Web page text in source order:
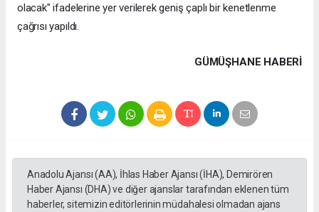
olacak" ifadelerine yer verilerek geniş çaplı bir kenetlenme
çağrısı yapıldı.
GÜMÜŞHANE HABERİ
Anadolu Ajansı (AA), İhlas Haber Ajansı (İHA), Demirören
Haber Ajansı (DHA) ve diğer ajanslar tarafından eklenen tüm
haberler, sitemizin editörlerinin müdahalesi olmadan ajans